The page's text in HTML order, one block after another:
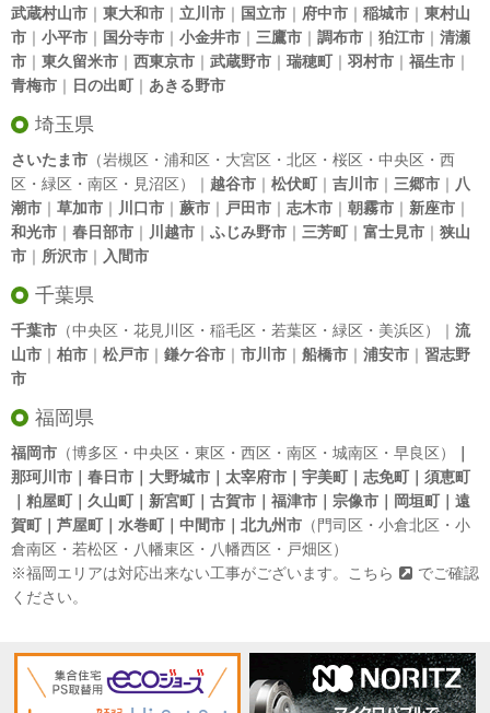
武蔵村山市 ｜ 東大和市 ｜ 立川市 ｜ 国立市 ｜ 府中市 ｜ 稲城市 ｜ 東村山
市 ｜ 小平市 ｜ 国分寺市 ｜ 小金井市 ｜ 三鷹市 ｜ 調布市 ｜ 狛江市 ｜ 清瀬
市 ｜ 東久留米市 ｜ 西東京市 ｜ 武蔵野市 ｜ 瑞穂町｜ 羽村市 ｜ 福生市 ｜
青梅市 ｜ 日の出町｜ あきる野市
埼玉県
さいたま市 （岩槻区・浦和区・大宮区・北区・桜区・中央区・西
区・緑区・南区・見沼区）｜ 越谷市 ｜ 松伏町｜ 吉川市 ｜ 三郷市 ｜ 八
潮市 ｜ 草加市 ｜ 川口市 ｜ 蕨市 ｜ 戸田市 ｜ 志木市 ｜ 朝霧市 ｜ 新座市 ｜
和光市 ｜ 春日部市 ｜ 川越市 ｜ ふじみ野市 ｜ 三芳町｜ 富士見市 ｜ 狭山
市 ｜ 所沢市 ｜ 入間市
千葉県
千葉市 （中央区・花見川区・稲毛区・若葉区・緑区・美浜区）｜ 流
山市 ｜ 柏市 ｜ 松戸市 ｜ 鎌ケ谷市 ｜ 市川市 ｜ 船橋市 ｜ 浦安市 ｜ 習志野
市
福岡県
福岡市 （博多区・中央区・東区・西区・南区・城南区・早良区）
那珂川市｜春日市｜大野城市｜太宰府市｜宇美町｜志免町｜須恵町
｜粕屋町｜久山町｜新宮町｜古賀市｜福津市｜宗像市｜岡垣町｜遠
賀町｜芦屋町｜水巻町｜中間市｜北九州市 （門司区・小倉北区・小
倉南区・若松区・八幡東区・八幡西区・戸畑区）
※福岡エリアは対応出来ない工事がございます。
こちら
でご確認
ください。